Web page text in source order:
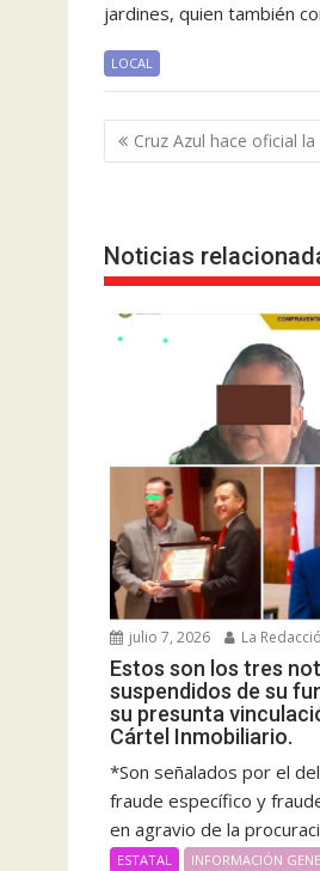
jardines, quien también
LOCAL
Navegación
de
Cruz Azul hace oficial la
Noticias
julio 7, 2026 La
Estos son los tres
suspendidos de su
su presunta
Cártel Inmobiliario.
*Son señalados por el
fraude específico y
en agravio de la
ESTATAL
INFORMACIÓN